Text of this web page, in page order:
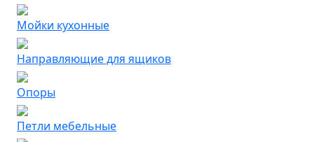
Мойки кухонные
Направляющие для ящиков
Опоры
Петли мебельные